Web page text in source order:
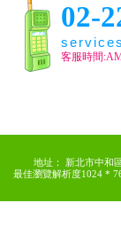
02-
客服時間
地址： 新北市中和
最佳瀏覽解析度1024 *